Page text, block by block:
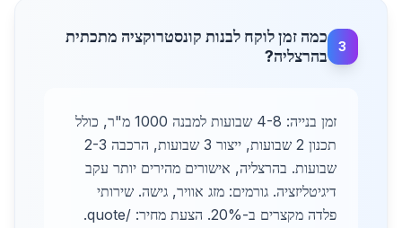
3
כמה זמן לוקח לבנות קונסטרוקציה מתכתית
בהרצליה?
זמן בנייה: 4-8 שבועות למבנה 1000 מ"ר, כולל
תכנון 2 שבועות, ייצור 3 שבועות, הרכבה 2-3
שבועות. בהרצליה, אישורים מהירים יותר עקב
דיגיטליזציה. גורמים: מזג אוויר, גישה. שירותי
פלדה מקצרים ב-20%. הצעת מחיר: /quote.